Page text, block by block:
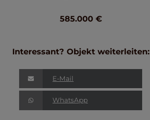
585.000 €
Interessant? Objekt weiterleiten:
E-Mail
WhatsApp